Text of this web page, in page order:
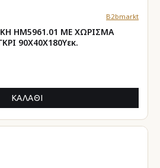
B2bmarkt
HM5961.01 ΜΕ ΧΩΡΙΣΜΑ
90Χ40Χ180Yεκ.
ΚΑΛΆΘΙ